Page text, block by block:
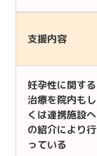
支援内容
妊孕性に関する
治療を院内もし
くは連携施設へ
の紹介により行
っている